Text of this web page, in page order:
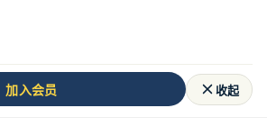
加入会员 收起
被问一个问题：
队？”